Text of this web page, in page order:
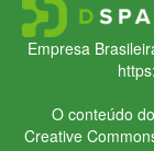
Empresa
O conteúdo
Creative